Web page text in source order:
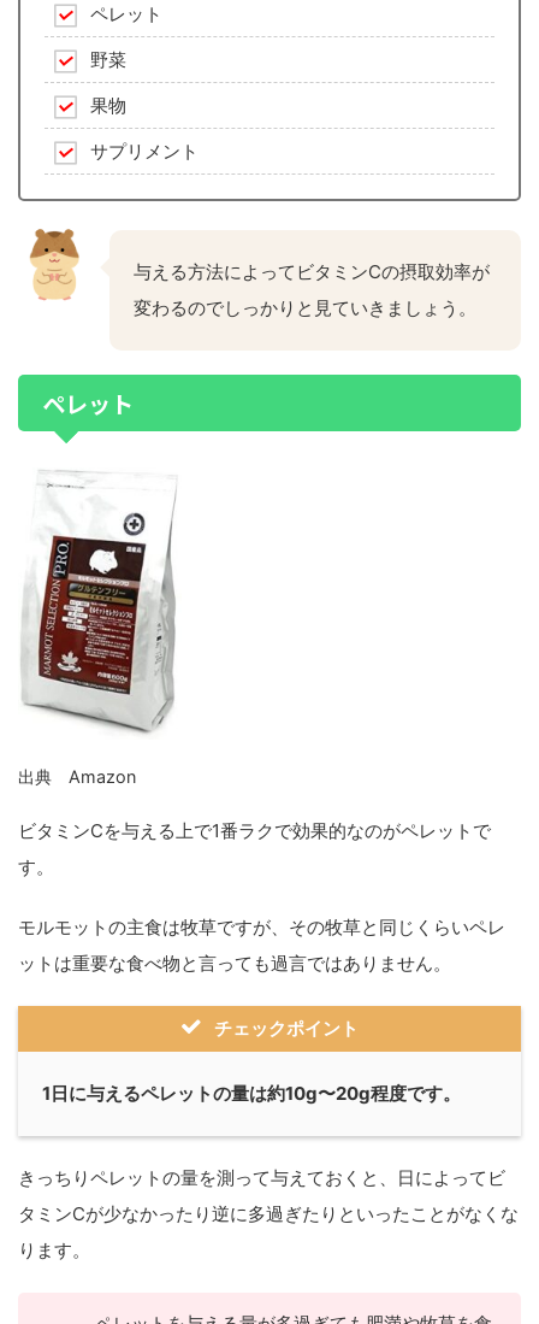
ペレット
野菜
果物
サプリメント
与える方法によってビタミンCの摂取効率が
変わるのでしっかりと見ていきましょう。
ペレット
出典 Amazon
ビタミンCを与える上で1番ラクで効果的なのがペレットで
す。
モルモットの主食は牧草ですが、その牧草と同じくらいペレ
ットは重要な食べ物と言っても過言ではありません。
チェックポイント
1日に与えるペレットの量は約10g〜20g程度です。
きっちりペレットの量を測って与えておくと、日によってビ
タミンCが少なかったり逆に多過ぎたりといったことがなくな
ります。